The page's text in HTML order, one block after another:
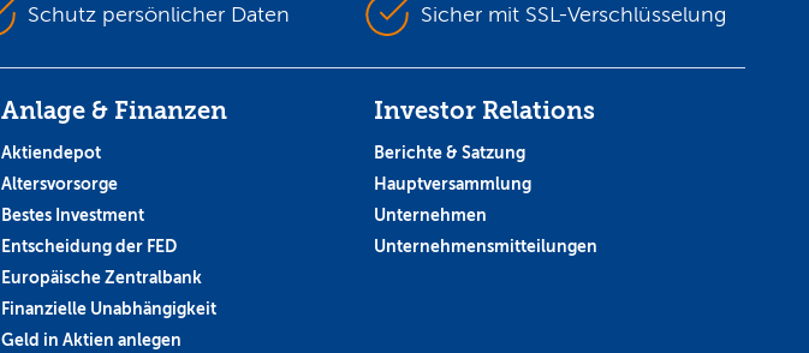
Schutz persönlicher Daten Sicher mit SSL-Verschlüsselung
Anlage & Finanzen
Aktiendepot
Altersvorsorge
Bestes Investment
Entscheidung der FED
Europäische Zentralbank
Finanzielle Unabhängigkeit
Geld in Aktien anlegen
Investor Relations
Berichte & Satzung
Hauptversammlung
Unternehmen
Unternehmensmitteilungen